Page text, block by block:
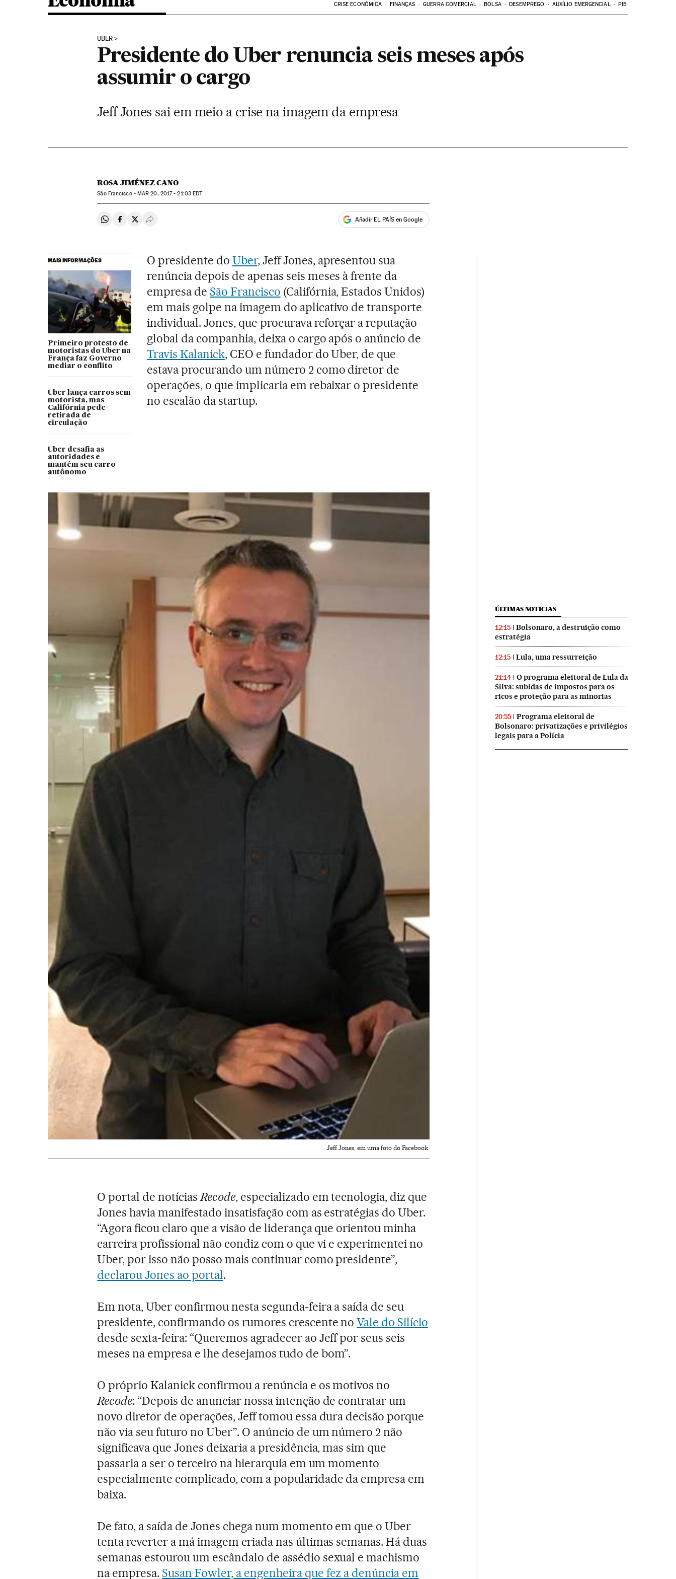
CRISE ECONÔMICA FINANÇAS GUERRA COMERCIAL BOLSA DESEMPREGO AUXÍLIO EMERGENCIAL PIB
UBER
Presidente do Uber renuncia seis meses após
assumir o cargo
Jeff Jones sai em meio a crise na imagem da empresa
ROSA JIMÉNEZ CANO
São Francisco - MAR 20, 2017 - 21:03EDT
Compartir en Whatsapp
Compartir en Facebook
Compartir en Twitter
Desplegar Redes Sociales Añadir EL PAÍS en Google
MAIS INFORMAÇÕES
Primeiro protesto de
motoristas do Uber na
França faz Governo
mediar o conflito
Uber lança carros sem
motorista, mas
Califórnia pede
retirada de
circulação
Uber desafia as
autoridades e
mantém seu carro
autônomo
O presidente do Uber, Jeff Jones, apresentou sua
renúncia depois de apenas seis meses à frente da
empresa de São Francisco (Califórnia, Estados Unidos)
em mais golpe na imagem do aplicativo de transporte
individual. Jones, que procurava reforçar a reputação
global da companhia, deixa o cargo após o anúncio de
Travis Kalanick, CEO e fundador do Uber, de que
estava procurando um número 2 como diretor de
operações, o que implicaria em rebaixar o presidente
no escalão da startup.
Jeff Jones, em uma foto do Facebook.
O portal de notíciasRecode, especializado em tecnologia, diz que
Jones havia manifestado insatisfação com as estratégias do Uber.
“Agora ficou claro que a visão de liderança que orientou minha
carreira profissional não condiz com o que vi e experimentei no
Uber, por isso não posso mais continuar como presidente”,
declarou Jones ao portal.
Em nota, Uber confirmou nesta segunda-feira a saída de seu
presidente, confirmando os rumores crescente noVale do Silício
desde sexta-feira: “Queremos agradecer ao Jeff por seus seis
meses na empresa e lhe desejamos tudo de bom”.
O próprio Kalanick confirmou a renúncia e os motivos no
Recode: “Depois de anunciar nossa intenção de contratar um
novo diretor de operações, Jeff tomou essa dura decisão porque
não via seu futuro no Uber”. O anúncio de um número 2 não
significava que Jones deixaria a presidência, mas sim que
passaria a ser o terceiro na hierarquia em um momento
especialmente complicado, com a popularidade da empresa em
baixa.
De fato, a saída de Jones chega num momento em que o Uber
tenta reverter a má imagem criada nas últimas semanas. Há duas
semanas estourou um escândalo de assédio sexual e machismo
na empresa. Susan Fowler, a engenheira que fez a denúncia em
ÚLTIMAS NOTICIAS
12:15
Bolsonaro, a destruição como
estratégia
12:15 Lula, uma ressurreição
21:14
O programa eleitoral de Lula da
Silva: subidas de impostos para os
ricos e proteção para as minorias
20:55
Programa eleitoral de
Bolsonaro: privatizações e privilégios
legais para a Polícia